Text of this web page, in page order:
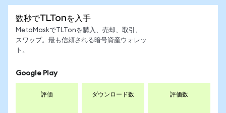
数秒でTLTonを入手
MetaMaskでTLTonを購入、売却、取引、
スワップ。最も信頼される暗号資産ウォレッ
ト。
Google Play
評価 ダウンロード数 評価数